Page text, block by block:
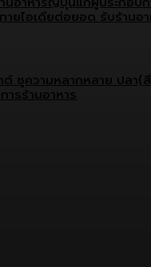
ยไอเดียต่อยอด รับร้านอ
ต์ ชูความหลากหลาย ปลา(
รร้านอาหาร